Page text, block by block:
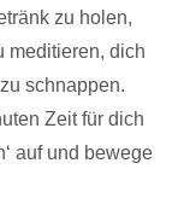
zu holen,
meditieren, dich
schnappen.
Zeit für dich
auf und bewege